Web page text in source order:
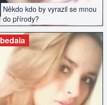
Někdo kdo by vyrazil se mnou
do přírody?
bedaia
ZOBRAZIT INZERÁT